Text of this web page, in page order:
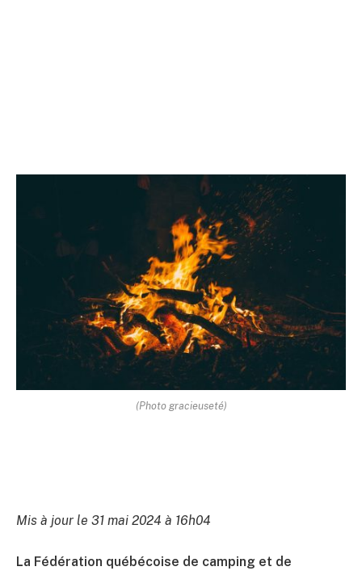
(Photo gracieuseté)
Mis à jour le 31 mai 2024 à 16h04
La Fédération québécoise de camping et de